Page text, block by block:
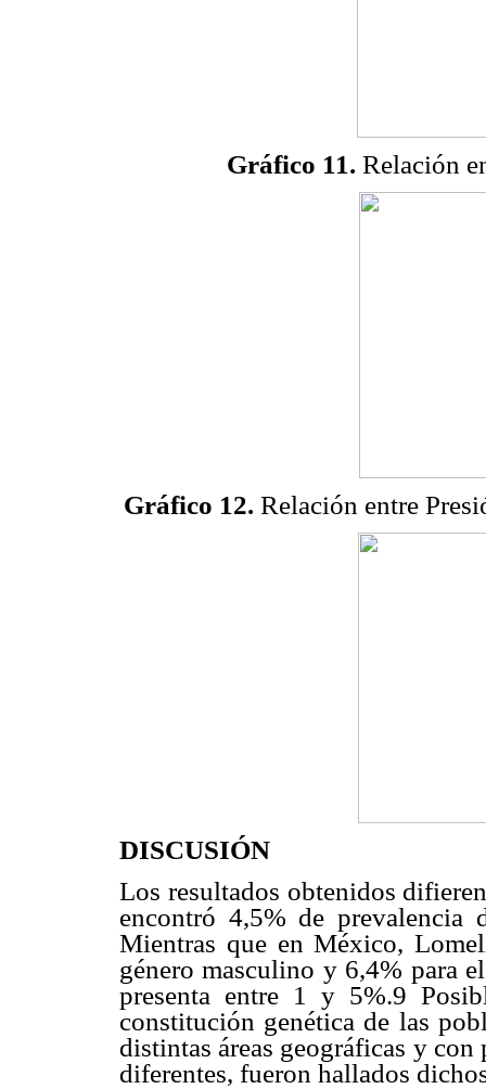
Gráfico 11. Relación
Gráfico 12. Relación entre
DISCUSIÓN
Los resultados obtenidos
encontró 4,5% de prevalencia
Mientras que en México,
género masculino y 6,4% para
presenta entre 1 y 5%.9
constitución genética de las
distintas áreas geográficas y
diferentes, fueron hallados